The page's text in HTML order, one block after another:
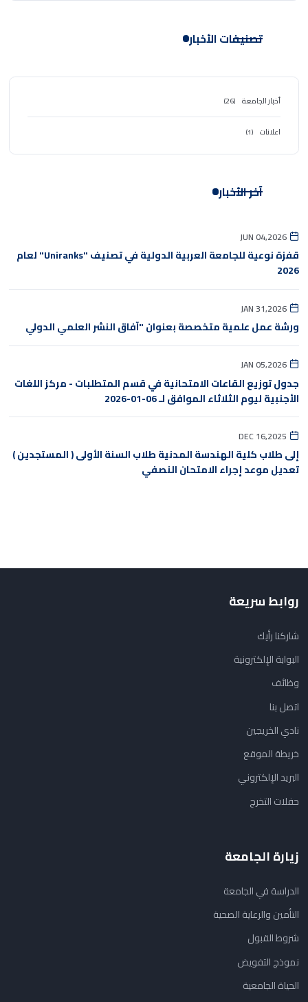
تصنيفات الأخبار
أخبار الجامعة (26)
اعلانات (1)
آخر الأخبار
JUN 04,2026
قفزة نوعية للجامعة العربية الدولية في تصنيف "Uniranks" لعام
2026
JAN 31,2026
ورشة عمل علمية متخصصة بعنوان "آفاق النشر العلمي الدولي
JAN 05,2026
جدول توزيع القاعات الامتحانية في قسم المتطلبات - مركز اللغات
الأجنبية ليوم الثلاثاء الموافق لـ 06-01-2026
DEC 16,2025
إلى طلاب كلية الهندسة المدنية طلاب السنة الأولى ( المستجدين )
تعديل موعد إجراء الامتحان النصفي
روابط سريعة
شاركنا رأيك
البوابة الإلكترونية
وظائف
اتصل بنا
نادي الخريجين
خريطة الموقع
البريد الإلكتروني
حفلات التخرج
زيارة الجامعة
الدراسة في الجامعة
التأمين والرعاية الصحية
شروط القبول
نموذج التفويض
الحياة الجامعية